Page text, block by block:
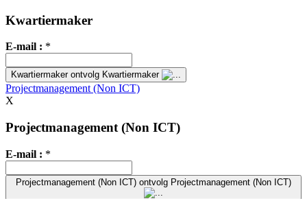
Kwartiermaker
E-mail : *
Kwartiermaker ontvolg Kwartiermaker
Projectmanagement (Non ICT)
X
Projectmanagement (Non ICT)
E-mail : *
Projectmanagement (Non ICT) ontvolg Projectmanagement (Non ICT)